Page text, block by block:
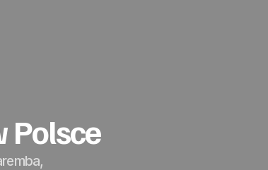
Polsce